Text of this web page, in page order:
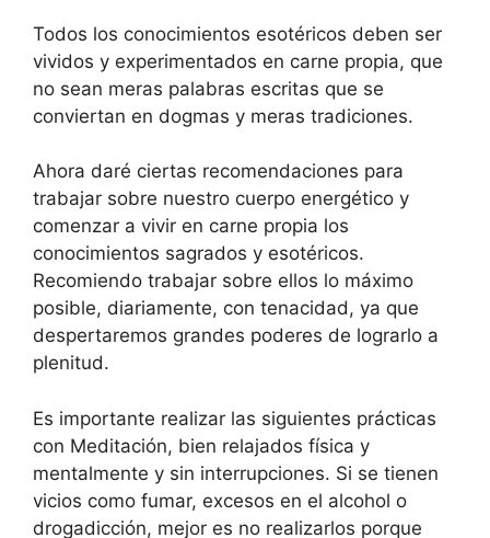
Todos los conocimientos esotéricos deben ser
vividos y experimentados en carne propia, que
no sean meras palabras escritas que se
conviertan en dogmas y meras tradiciones.
Ahora daré ciertas recomendaciones para
trabajar sobre nuestro cuerpo energético y
comenzar a vivir en carne propia los
conocimientos sagrados y esotéricos.
Recomiendo trabajar sobre ellos lo máximo
posible, diariamente, con tenacidad, ya que
despertaremos grandes poderes de lograrlo a
plenitud.
Es importante realizar las siguientes prácticas
con Meditación, bien relajados física y
mentalmente y sin interrupciones. Si se tienen
vicios como fumar, excesos en el alcohol o
drogadicción, mejor es no realizarlos porque